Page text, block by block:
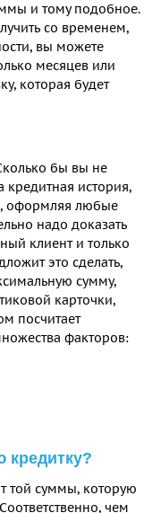
и тому подобное.
со временем,
вы можете
месяцев или
которая будет
бы вы не
история,
оформляя любые
надо доказать
клиент и только
это сделать,
сумму,
карточки,
посчитает
факторов:
кредитку?
той суммы, которую
чем